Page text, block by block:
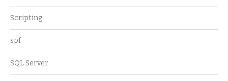
Scripting
spf
SQL Server